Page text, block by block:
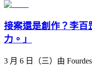
接案還是創作？李百
力。」
3 月 6 日（三）由